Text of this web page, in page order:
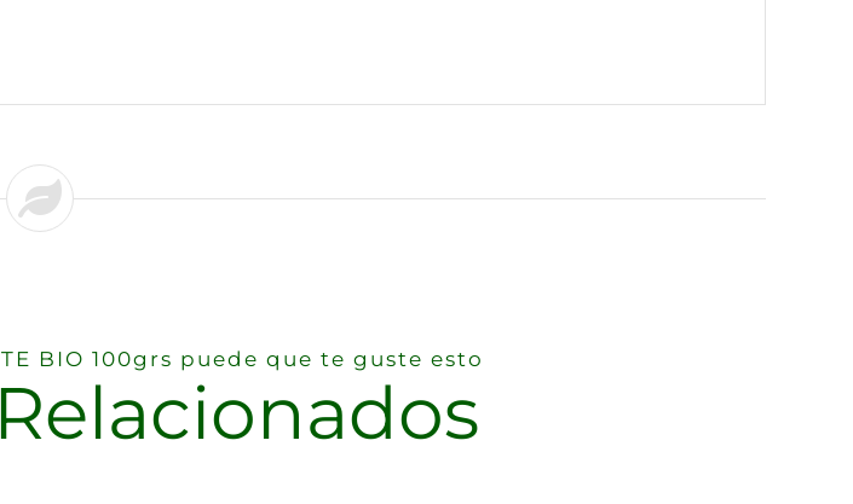
BIO 100grs puede que te guste esto